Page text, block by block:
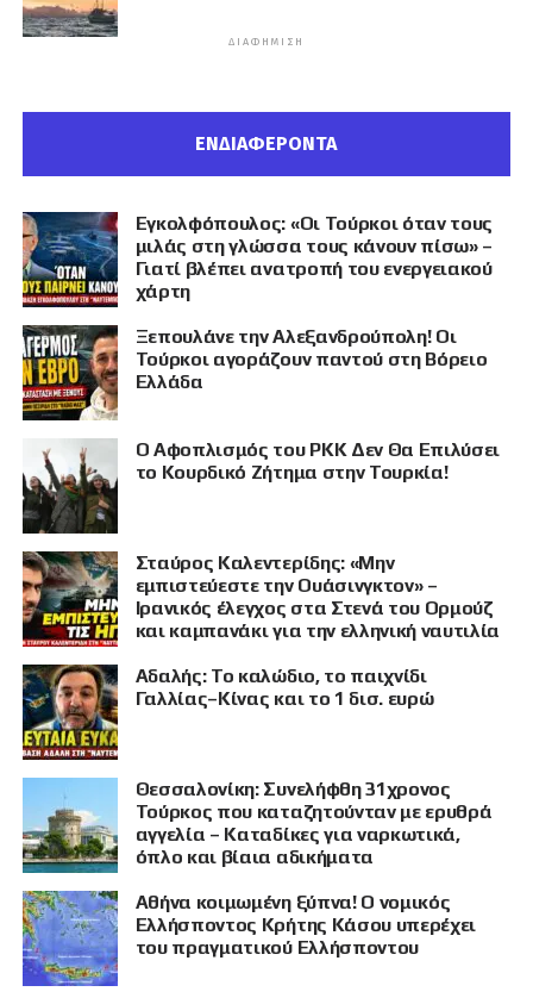
ΔΙΑΦΉΜΙΣΗ
ΕΝΔΙΑΦΕΡΟΝΤΑ
Εγκολφόπουλος: «Οι Τούρκοι όταν τους
μιλάς στη γλώσσα τους κάνουν πίσω» –
Γιατί βλέπει ανατροπή του ενεργειακού
χάρτη
Ξεπουλάνε την Αλεξανδρούπολη! Οι
Τούρκοι αγοράζουν παντού στη Βόρειο
Ελλάδα
Ο Αφοπλισμός του PKK Δεν Θα Επιλύσει
το Κουρδικό Ζήτημα στην Τουρκία!
Σταύρος Καλεντερίδης: «Μην
εμπιστεύεστε την Ουάσινγκτον» –
Ιρανικός έλεγχος στα Στενά του Ορμούζ
και καμπανάκι για την ελληνική ναυτιλία
Αδαλής: Το καλώδιο, το παιχνίδι
Γαλλίας–Κίνας και το 1 δισ. ευρώ
Θεσσαλονίκη: Συνελήφθη 31χρονος
Τούρκος που καταζητούνταν με ερυθρά
αγγελία – Καταδίκες για ναρκωτικά,
όπλο και βίαια αδικήματα
Αθήνα κοιμωμένη ξύπνα! Ο νομικός
Ελλήσποντος Κρήτης Κάσου υπερέχει
του πραγματικού Ελλήσποντου